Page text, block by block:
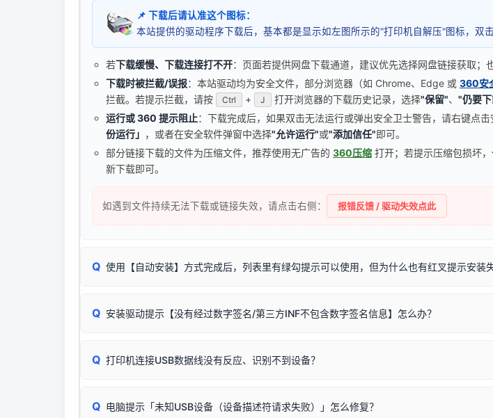
📌 下载后请认准这个图标：
本站提供的驱动程序下载后，基本都是显示如左图所示的"打印机自解压"图标，双
若下载缓慢、下载连接打不开：页面若提供网盘下载通道，建议优先选择网盘链接获取；
下载时被拦截/误报：本站驱动均为安全文件，部分浏览器（如 Chrome、Edge 或 360安
拦截。若提示拦截，请按
Ctrl + J 打开浏览器的下载历史记录，选择"保留"、 "仍要
运行或 360 提示阻止：下载完成后，如果双击无法运行或弹出安全卫士警告，请右键点
份运行」 ，或者在安全软件弹窗中选择"允许运行"或"添加信任"即可。
部分链接下载的文件为压缩文件，推荐使用无广告的 360压缩 打开；若提示压缩包损坏
新下载即可。
如遇到文件持续无法下载或链接失效，请点击右侧： 报错反馈 / 驱动失效点此
Q 使用【自动安装】方式完成后，列表里有绿勾提示可以使用，但为什么也有红叉提示安装
由于本站驱动包集成了32位和64位驱动，自动安装程序在运行时会检测您的系统位数，并只
✔ 可以使用了 ：代表与您当前电脑系统相兼容的驱动已安装
结论：只要窗口里出现了任意一个绿色对勾，直接关闭窗口去打
Q 安装驱动提示【没有经过数字签名/第三方INF不包含数字签名信息】怎么办？
🛡️ 本站驱动均经过严格签名。但由于微软系统安全限制，
部分新版 Windows 系统（
该报错是因为老款打印机官方使用的是旧版签名，新版 Win10/Win11 系统不再默认兼容，而
Q 打印机连接USB数据线没有反应、识别不到设备？
首先确认打印机电源已开启，USB数据线两端已完全插紧；
Q 电脑提示「未知USB设备（设备描述符请求失败）」怎么修复？